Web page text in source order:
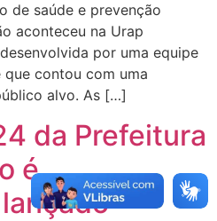
de saúde e prevenção
aconteceu na Urap
por uma equipe
contou com uma
alvo. As […]
da Prefeitura
é